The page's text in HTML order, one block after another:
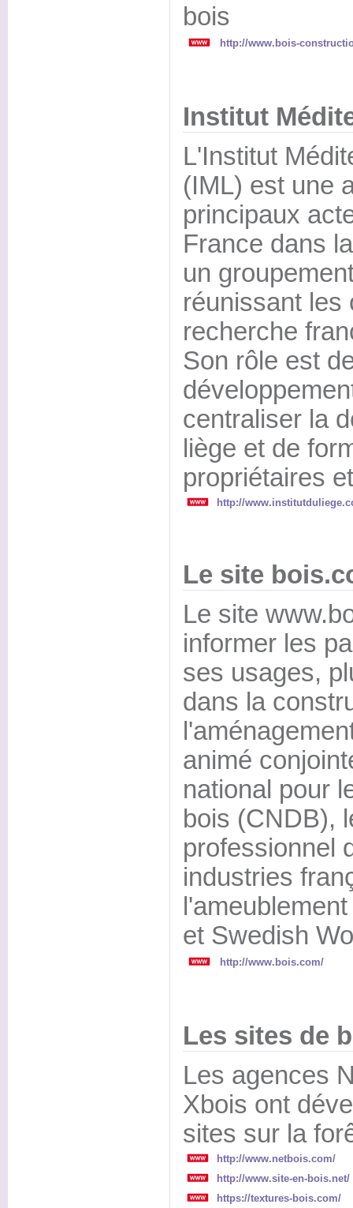
bois
http://www.bois-
Institut
L'Institut
(IML) est une
principaux
France dans
un
réunissant les
recherche
Son rôle est
centraliser la
liège et de
propriétaires
http://
Le site
Le site
informer les
ses usages,
dans la
animé
national pour
bois (CNDB),
professionnel
industries
et Swedish
http://www.bois.com/
Les sites de
Les agences
Xbois ont
sites sur la
http://www.netbois.com/
http://www.site-en-bois.net/
https://textures-bois.com/